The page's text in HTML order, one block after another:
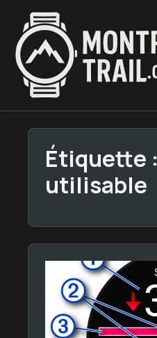
contenu
principal
Étiquette :
utilisable